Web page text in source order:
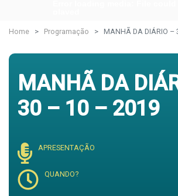
Home Programação MANHÃ DA DIÁRIO –
MANHÃ DA
30 – 10 – 2019
APRESENTAÇÃO
QUANDO?